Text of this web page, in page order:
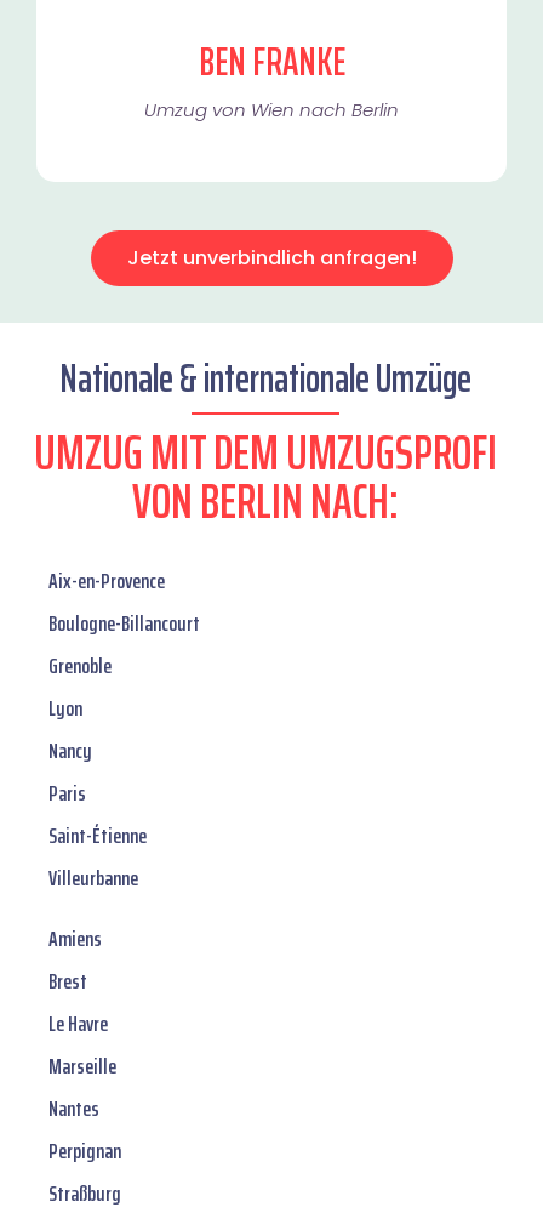
BEN FRANKE
Umzug von Wien nach Berlin
Jetzt unverbindlich anfragen!
Nationale & internationale Umzüge
UMZUG MIT DEM UMZUGSPROFI
VON BERLIN NACH:
Aix-en-Provence
Boulogne-Billancourt
Grenoble
Lyon
Nancy
Paris
Saint-Étienne
Villeurbanne
Amiens
Brest
Le Havre
Marseille
Nantes
Perpignan
Straßburg